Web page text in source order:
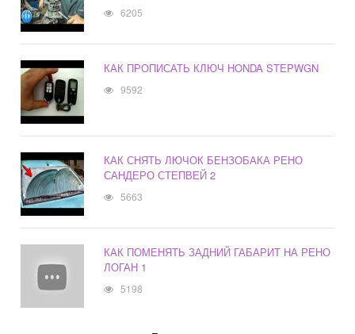
6205
КАК ПРОПИСАТЬ КЛЮЧ HONDA STEPWGN
9592
КАК СНЯТЬ ЛЮЧОК БЕНЗОБАКА РЕНО
САНДЕРО СТЕПВЕЙ 2
5663
КАК ПОМЕНЯТЬ ЗАДНИЙ ГАБАРИТ НА РЕНО
ЛОГАН 1
5198